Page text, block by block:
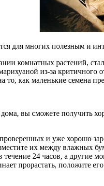
для многих полезным и
комнатных растений,
из-за
то, как маленькие семена
вы сможете получить
и уже хорошо
их между влажных
течение 24 часов, а другие
прорастать, положите